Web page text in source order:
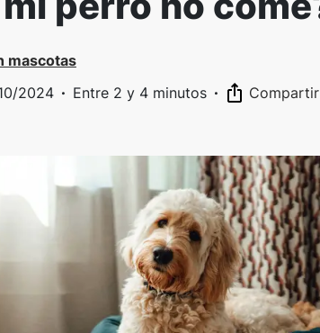
mascotas
2024 · Entre 2 y 4 minutos ·